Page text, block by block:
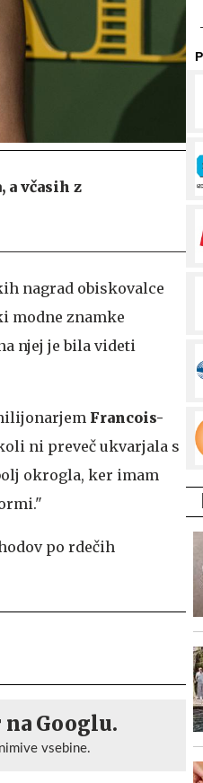
a včasih z
nagrad obiskovalce
modne znamke
njej je bila videti
Francois-
ni preveč ukvarjala s
okrogla, ker imam
po rdečih
Googlu.
vsebine.